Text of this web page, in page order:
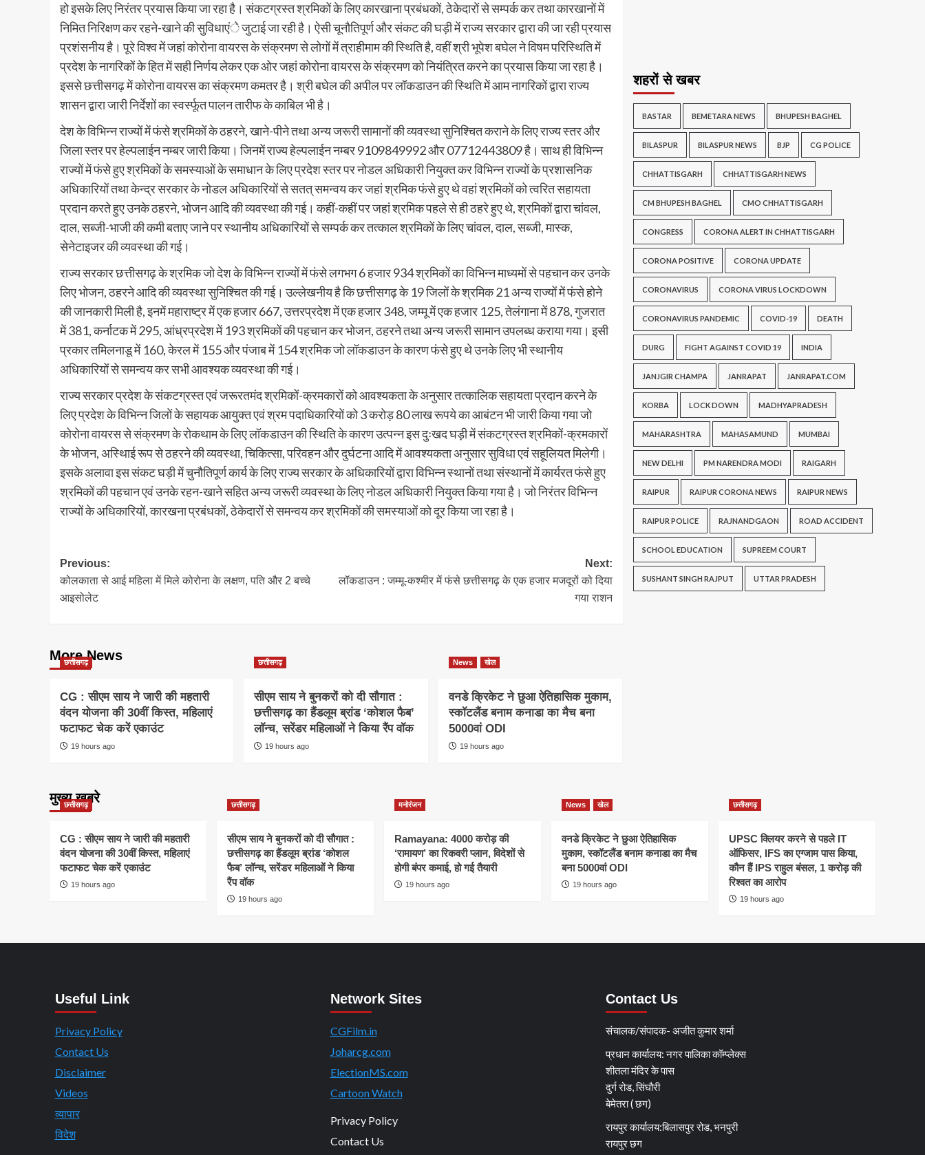
हो इसके लिए निरंतर प्रयास किया जा रहा है। संकटग्रस्त श्रमिकों के लिए कारखाना प्रबंधकों, ठेकेदारों से सम्पर्क कर तथा कारखानों में
निमित निरिक्षण कर रहने-खाने की सुविधाएंे जुटाई जा रही है। ऐसी चूनौतिपूर्ण और संकट की घड़ी में राज्य सरकार द्वारा की जा रही प्रयास
प्रशंसनीय है। पूरे विश्व में जहां कोरोना वायरस के संक्रमण से लोगों में त्राहीमाम की स्थिति है, वहीं श्री भूपेश बघेल ने विषम परिस्थिति में
प्रदेश के नागरिकों के हित में सही निर्णय लेकर एक ओर जहां कोरोना वायरस के संक्रमण को नियंत्रित करने का प्रयास किया जा रहा है।
इससे छत्तीसगढ़ में कोरोना वायरस का संक्रमण कमतर है। श्री बघेल की अपील पर लॉकडाउन की स्थिति में आम नागरिकों द्वारा राज्य
शासन द्वारा जारी निर्देशों का स्वर्स्फूत पालन तारीफ के काबिल भी है।
देश के विभिन्न राज्यों में फंसे श्रमिकों के ठहरने, खाने-पीने तथा अन्य जरूरी सामानों की व्यवस्था सुनिश्चित कराने के लिए राज्य स्तर और
जिला स्तर पर हेल्पलाईन नम्बर जारी किया। जिनमें राज्य हेल्पलाईन नम्बर 9109849992 और 07712443809 है। साथ ही विभिन्न
राज्यों में फंसे हुए श्रमिकों के समस्याओं के समाधान के लिए प्रदेश स्तर पर नोडल अधिकारी नियुक्त कर विभिन्न राज्यों के प्रशासनिक
अधिकारियों तथा केन्द्र सरकार के नोडल अधिकारियों से सतत् समन्वय कर जहां श्रमिक फंसे हुए थे वहां श्रमिकों को त्वरित सहायता
प्रदान करते हुए उनके ठहरने, भोजन आदि की व्यवस्था की गई। कहीं-कहीं पर जहां श्रमिक पहले से ही ठहरे हुए थे, श्रमिकों द्वारा चांवल,
दाल, सब्जी-भाजी की कमी बताए जाने पर स्थानीय अधिकारियों से सम्पर्क कर तत्काल श्रमिकों के लिए चांवल, दाल, सब्जी, मास्क,
सेनेटाइजर की व्यवस्था की गई।
राज्य सरकार छत्तीसगढ़ के श्रमिक जो देश के विभिन्न राज्यों में फंसे लगभग 6 हजार 934 श्रमिकों का विभिन्न माध्यमों से पहचान कर उनके
लिए भोजन, ठहरने आदि की व्यवस्था सुनिश्चित की गई। उल्लेखनीय है कि छत्तीसगढ़ के 19 जिलों के श्रमिक 21 अन्य राज्यों में फंसे होने
की जानकारी मिली है, इनमें महाराष्ट्र में एक हजार 667, उत्तरप्रदेश में एक हजार 348, जम्मू में एक हजार 125, तेलंगाना में 878, गुजरात
में 381, कर्नाटक में 295, आंध्रप्रदेश में 193 श्रमिकों की पहचान कर भोजन, ठहरने तथा अन्य जरूरी सामान उपलब्ध कराया गया। इसी
प्रकार तमिलनाडू में 160, केरल में 155 और पंजाब में 154 श्रमिक जो लॉकडाउन के कारण फंसे हुए थे उनके लिए भी स्थानीय
अधिकारियों से समन्वय कर सभी आवश्यक व्यवस्था की गई।
राज्य सरकार प्रदेश के संकटग्रस्त एवं जरूरतमंद श्रमिकों-क्रमकारों को आवश्यकता के अनुसार तत्कालिक सहायता प्रदान करने के
लिए प्रदेश के विभिन्न जिलों के सहायक आयुक्त एवं श्रम पदाधिकारियों को 3 करोड़ 80 लाख रूपये का आबंटन भी जारी किया गया जो
कोरोना वायरस से संक्रमण के रोकथाम के लिए लॉकडाउन की स्थिति के कारण उत्पन्न इस दुःखद घड़ी में संकटग्रस्त श्रमिकों-क्रमकारों
के भोजन, अस्थिाई रूप से ठहरने की व्यवस्था, चिकित्सा, परिवहन और दुर्घटना आदि में आवश्यकता अनुसार सुविधा एवं सहूलियत मिलेगी।
इसके अलावा इस संकट घड़ी में चुनौतिपूर्ण कार्य के लिए राज्य सरकार के अधिकारियों द्वारा विभिन्न स्थानों तथा संस्थानों में कार्यरत फंसे हुए
श्रमिकों की पहचान एवं उनके रहन-खाने सहित अन्य जरूरी व्यवस्था के लिए नोडल अधिकारी नियुक्त किया गया है। जो निरंतर विभिन्न
राज्यों के अधिकारियों, कारखना प्रबंधकों, ठेकेदारों से समन्वय कर श्रमिकों की समस्याओं को दूर किया जा रहा है।
Post
navigation
Previous:
कोलकाता से आई महिला में मिले कोरोना के लक्षण, पति और 2 बच्चे
आइसोलेट
Next:
लॉकडाउन : जम्मू-कश्मीर में फंसे छत्तीसगढ़ के एक हजार मजदूरों को दिया
गया राशन
More News
छत्तीसगढ़
CG : सीएम साय ने जारी की महतारी
वंदन योजना की 30वीं किस्त, महिलाएं
फटाफट चेक करें एकाउंट
19 hours ago
छत्तीसगढ़
सीएम साय ने बुनकरों को दी सौगात :
छत्तीसगढ़ का हैंडलूम ब्रांड ‘कोशल फैब’
लॉन्च, सरेंडर महिलाओं ने किया रैंप वॉक
19 hours ago
News खेल
वनडे क्रिकेट ने छुआ ऐतिहासिक मुकाम,
स्कॉटलैंड बनाम कनाडा का मैच बना
5000वां ODI
19 hours ago
शहरों से खबर
BASTAR BEMETARA NEWS BHUPESH BAGHEL
BILASPUR BILASPUR NEWS BJP CG POLICE
CHHATTISGARH CHHATTISGARH NEWS
CM BHUPESH BAGHEL CMO CHHATTISGARH
CONGRESS CORONA ALERT IN CHHATTISGARH
CORONA POSITIVE CORONA UPDATE
CORONAVIRUS CORONA VIRUS LOCKDOWN
CORONAVIRUS PANDEMIC COVID-19 DEATH
DURG FIGHT AGAINST COVID 19 INDIA
JANJGIR CHAMPA JANRAPAT JANRAPAT.COM
KORBA LOCK DOWN MADHYAPRADESH
MAHARASHTRA MAHASAMUND MUMBAI
NEW DELHI PM NARENDRA MODI RAIGARH
RAIPUR RAIPUR CORONA NEWS RAIPUR NEWS
RAIPUR POLICE RAJNANDGAON ROAD ACCIDENT
SCHOOL EDUCATION SUPREEM COURT
SUSHANT SINGH RAJPUT UTTAR PRADESH
मुख्य खबरे
छत्तीसगढ़
CG : सीएम साय ने जारी की महतारी
वंदन योजना की 30वीं किस्त, महिलाएं
फटाफट चेक करें एकाउंट
19 hours ago
छत्तीसगढ़
सीएम साय ने बुनकरों को दी सौगात :
छत्तीसगढ़ का हैंडलूम ब्रांड ‘कोशल
फैब’ लॉन्च, सरेंडर महिलाओं ने किया
रैंप वॉक
19 hours ago
मनोरंजन
Ramayana: 4000 करोड़ की
‘रामायण’ का रिकवरी प्लान, विदेशों से
होगी बंपर कमाई, हो गई तैयारी
19 hours ago
News खेल
वनडे क्रिकेट ने छुआ ऐतिहासिक
मुकाम, स्कॉटलैंड बनाम कनाडा का मैच
बना 5000वां ODI
19 hours ago
छत्तीसगढ़
UPSC क्लियर करने से पहले IT
ऑफिसर, IFS का एग्जाम पास किया,
कौन हैं IPS राहुल बंसल, 1 करोड़ की
रिश्वत का आरोप
19 hours ago
Useful Link
Privacy Policy
Contact Us
Disclaimer
Videos
व्यापार
विदेश
Network Sites
CGFilm.in
Joharcg.com
ElectionMS.com
Cartoon Watch
Privacy Policy
Contact Us
Contact Us
संचालक/संपादक- अजीत कुमार शर्मा
प्रधान कार्यालय: नगर पालिका कॉम्प्लेक्स
शीतला मंदिर के पास
दुर्ग रोड, सिंघौरी
बेमेतरा ( छग)
रायपुर कार्यालय:बिलासपुर रोड, भनपुरी
रायपुर छग